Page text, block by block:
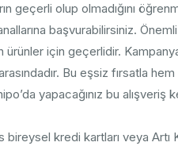
geçerli olup olmadığını
başvurabilirsiniz.
ürünler için geçerlidir.
Bu eşsiz fırsatla
yapacağınız bu
bireysel kredi kartları veya Artı